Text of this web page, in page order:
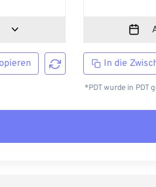
In die
*PDT wurde in PDT